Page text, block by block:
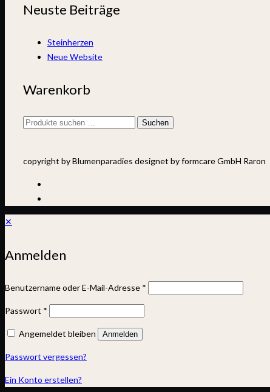
Neuste Beiträge
Steinherzen
Neue Website
Warenkorb
Suchen
Suchen
copyright by Blumenparadies designet by formcare GmbH Raron
✕
Anmelden
Benutzername oder E-Mail-Adresse *
Passwort *
Angemeldet bleiben Anmelden
Passwort vergessen?
Ein Konto erstellen?